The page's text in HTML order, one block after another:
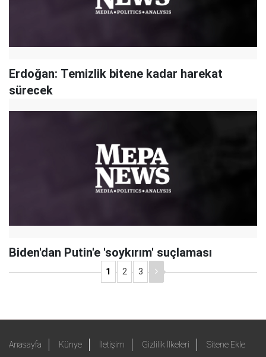
Erdoğan: Temizlik bitene kadar harekat
sürecek
Biden'dan Putin'e 'soykırım' suçlaması
1 2 3
Anasayfa Künye İletişim Gizlilik İlkeleri Sitene Ekle